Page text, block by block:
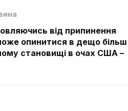
від припинення
опинитися в дещо більш
становищі в очах США –